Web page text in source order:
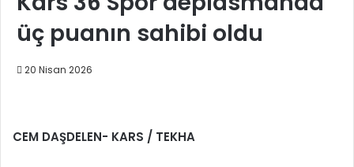
üç puanın sahibi oldu
20 Nisan 2026
CEM DAŞDELEN- KARS / TEKHA